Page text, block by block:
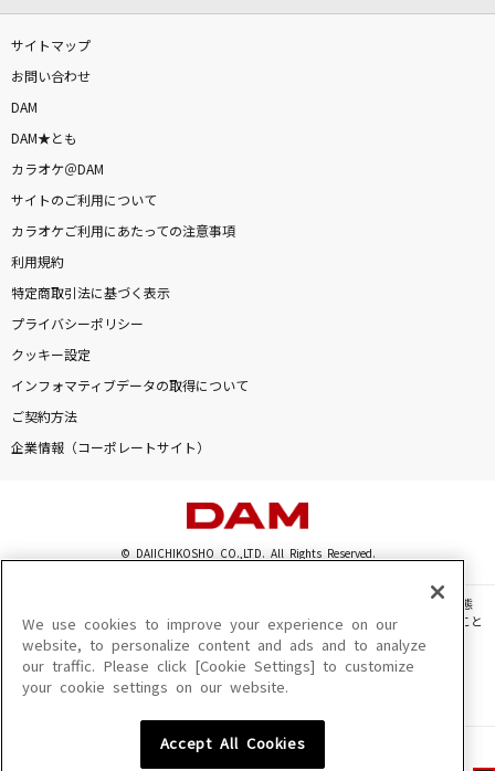
サイトマップ
お問い合わせ
DAM
DAM★とも
カラオケ＠DAM
サイトのご利用について
カラオケご利用にあたっての注意事項
利用規約
特定商取引法に基づく表示
プライバシーポリシー
クッキー設定
インフォマティブデータの取得について
ご契約方法
企業情報（コーポレートサイト）
© DAIICHIKOSHO CO.,LTD. All Rights Reserved.
このサイトに掲載されている一切の文章・画像・写真・動画・音声等を、手段や形態
を問わず、著作権法の定める範囲を超えて無断で複製、転載、ファイル化などすること
を禁じます。
楽曲及びコンテンツは、機種によりご利用いただけない場合があります。
楽曲及びコンテンツの配信日、配信内容が変更になる場合があります。
We use cookies to improve your experience on our
website, to personalize content and ads and to analyze
our traffic. Please click [Cookie Settings] to customize
your cookie settings on our website.
Accept All Cookies